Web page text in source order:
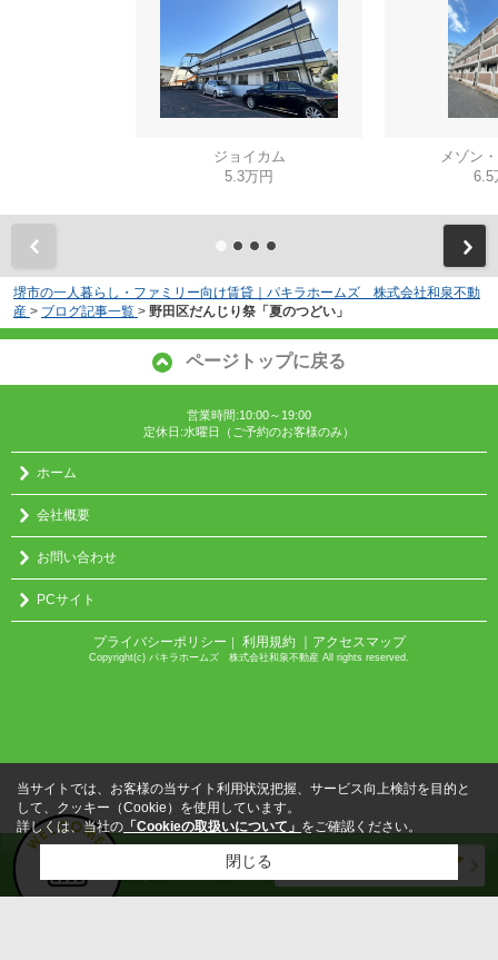
ジョイカム
5.3万円
メゾン
6.5
堺市の一人暮らし・ファミリー向け賃貸｜パキラホームズ 株式会社和泉不動
産 > ブログ記事一覧 > 野田区だんじり祭「夏のつどい」
ページトップに戻る
営業時間:10:00～19:00
定休日:水曜日（ご予約のお客様のみ）
ホーム
会社概要
お問い合わせ
PCサイト
プライバシーポリシー ｜ 利用規約 ｜アクセスマップ
Copyright(c) パキラホームズ 株式会社和泉不動産 All rights reserved.
当サイトでは、お客様の当サイト利用状況把握、サービス向上検討を目的と
して、クッキー（Cookie）を使用しています。
詳しくは、当社の 「Cookieの取扱いについて」 をご確認ください。
閉じる